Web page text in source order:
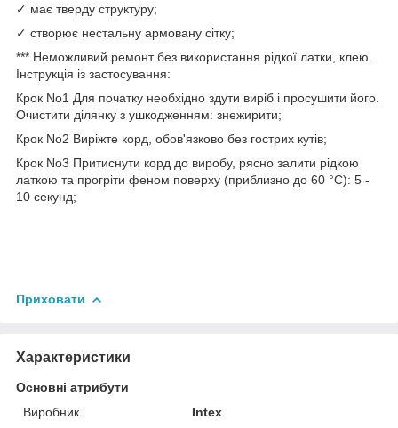
✓ має тверду структуру;
✓ створює нестальну армовану сітку;
*** Неможливий ремонт без використання рідкої латки, клею.
Інструкція із застосування:
Крок No1 Для початку необхідно здути виріб і просушити його.
Очистити ділянку з ушкодженням: знежирити;
Крок No2 Виріжте корд, обов'язково без гострих кутів;
Крок No3 Притиснути корд до виробу, рясно залити рідкою
латкою та прогріти феном поверху (приблизно до 60 °C): 5 -
10 секунд;
Приховати
Характеристики
Основні атрибути
Виробник
Intex